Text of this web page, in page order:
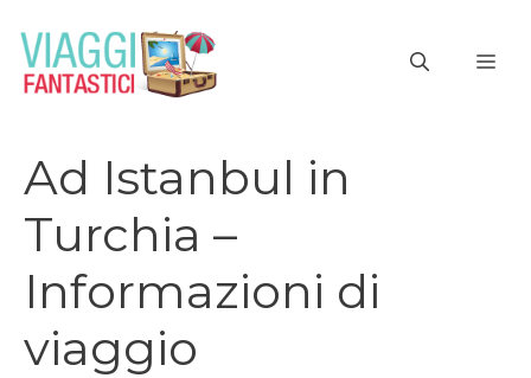
contenuto
Ad Istanbul in
Turchia –
Informazioni di
viaggio